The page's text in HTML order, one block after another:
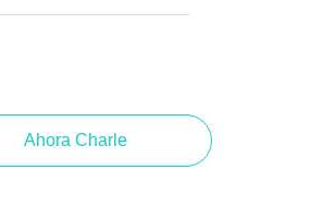
Ahora Charle